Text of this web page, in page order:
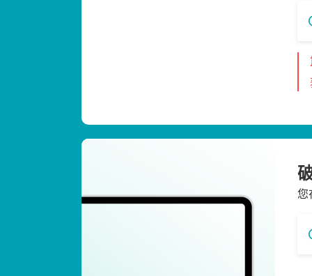
您